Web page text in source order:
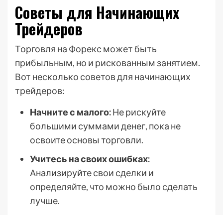
Советы для Начинающих
Трейдеров
Торговля на Форекс может быть
прибыльным, но и рискованным занятием.
Вот несколько советов для начинающих
трейдеров:
Начните с малого:Не рискуйте
большими суммами денег, пока не
освоите основы торговли.
Учитесь на своих ошибках:
Анализируйте свои сделки и
определяйте, что можно было сделать
лучше.